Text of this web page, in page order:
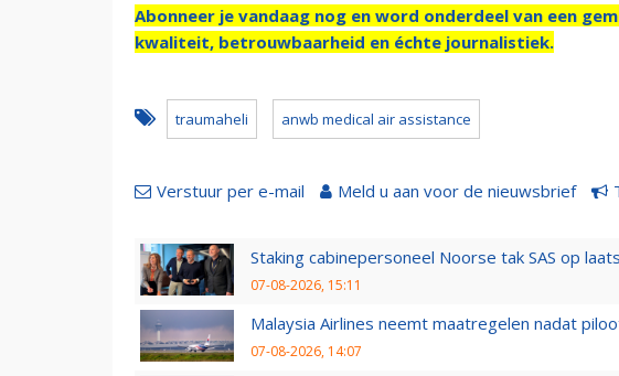
Abonneer je vandaag nog en word onderdeel van een
kwaliteit, betrouwbaarheid en échte journalistiek.
traumaheli anwb medical air assistance
Verstuur per e-mail Meld u aan voor de nieuwsbrief
Staking cabinepersoneel Noorse tak SAS op
07-08-2026, 15:11
Malaysia Airlines neemt maatregelen nadat
07-08-2026, 14:07